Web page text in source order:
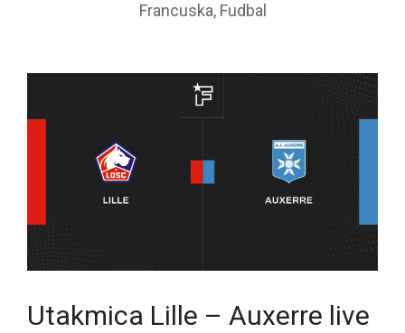
Francuska, Fudbal
Utakmica Lille – Auxerre live